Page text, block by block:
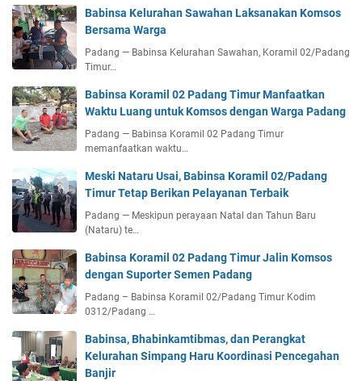
Babinsa Kelurahan Sawahan Laksanakan Komsos
Bersama Warga
Padang — Babinsa Kelurahan Sawahan, Koramil 02/Padang
Timur…
Babinsa Koramil 02 Padang Timur Manfaatkan
Waktu Luang untuk Komsos dengan Warga Padang
Padang — Babinsa Koramil 02 Padang Timur
memanfaatkan waktu…
Meski Nataru Usai, Babinsa Koramil 02/Padang
Timur Tetap Berikan Pelayanan Terbaik
Padang — Meskipun perayaan Natal dan Tahun Baru
(Nataru) te…
Babinsa Koramil 02 Padang Timur Jalin Komsos
dengan Suporter Semen Padang
Padang – Babinsa Koramil 02/Padang Timur Kodim
0312/Padang …
Babinsa, Bhabinkamtibmas, dan Perangkat
Kelurahan Simpang Haru Koordinasi Pencegahan
Banjir